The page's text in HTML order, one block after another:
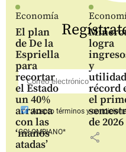
Economía
El plan
de De la
Espriella
para
recortar
el Estado
un 40%
arranca
con las
‘manos
atadas’
logra
y
récord
el
de 2026
share
Aceptotérminos y
COLOMBIANO*